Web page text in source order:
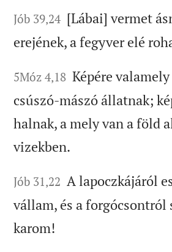
Jób 39,24 [Lábai] vermet
erejének, a fegyver elé
5Móz 4,18 Képére
csúszó-mászó állatnak;
halnak, a mely van a föld
vizekben.
Jób 31,22 A lapoczkájáról
vállam, és a forgócsontról
karom!